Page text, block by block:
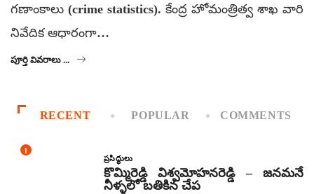
గణాంకాలు (crime statistics). కేంద్ర హోమంత్రిత్వ శాఖ వారి
నివేదిక ఆధారంగా…
పూర్తి వివరాలు ...
RECENT POPULAR COMMENTS
1
ప్రసిద్ధులు
కొమ్మిరెడ్డి విశ్వమోహనరెడ్డి – జనమనే
నీళ్ళలో బతికిన చేప